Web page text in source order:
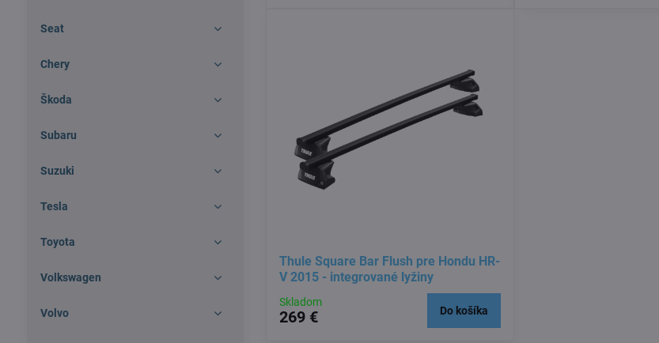
Thule Square Bar Flush pre Hondu HR-
V 2015 - integrované lyžiny
Skladom
269 € Do košíka
Seat
Chery
Škoda
Subaru
Suzuki
Tesla
Toyota
Volkswagen
Volvo